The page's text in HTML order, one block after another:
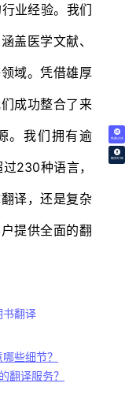
免费试译
翻译价格
业经验。我们
盖医学文献、
域。凭借雄厚
成功整合了来
。我们拥有逾
230种语言，
译，还是复杂
提供全面的翻
书翻译
些细节？
翻译服务？